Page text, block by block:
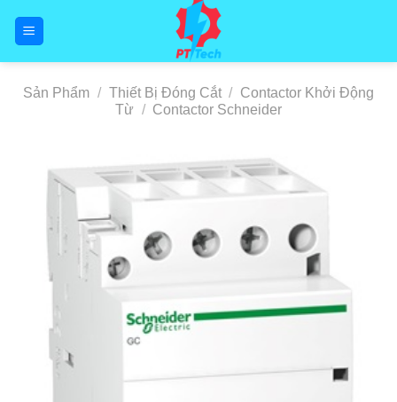
Sản Phẩm / Thiết Bị Đóng Cắt / Contactor Khởi Động
Từ / Contactor Schneider